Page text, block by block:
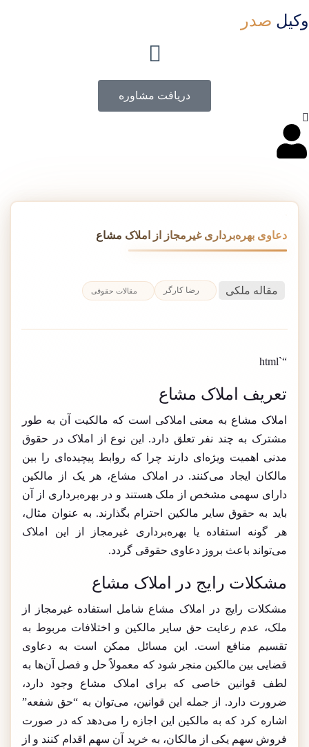
وکیل صدر
دریافت مشاوره
دعاوی بهره‌برداری غیرمجاز از املاک مشاع
مقاله ملکی رضا کارگر مقالات حقوقی
“`html
تعریف املاک مشاع
املاک مشاع به معنی املاکی است که مالکیت آن به طور
مشترک به چند نفر تعلق دارد. این نوع از املاک در حقوق
مدنی اهمیت ویژه‌ای دارند چرا که روابط پیچیده‌ای را بین
مالکان ایجاد می‌کنند. در املاک مشاع، هر یک از مالکین
دارای سهمی مشخص از ملک هستند و در بهره‌برداری از آن
باید به حقوق سایر مالکین احترام بگذارند. به عنوان مثال،
هر گونه استفاده یا بهره‌برداری غیرمجاز از این املاک
می‌تواند باعث بروز دعاوی حقوقی گردد.
مشکلات رایج در املاک مشاع
مشکلات رایج در املاک مشاع شامل استفاده غیرمجاز از
ملک، عدم رعایت حق سایر مالکین و اختلافات مربوط به
تقسیم منافع است. این مسائل ممکن است به دعاوی
قضایی بین مالکین منجر شود که معمولاً حل و فصل آن‌ها به
لطف قوانین خاصی که برای املاک مشاع وجود دارد،
ضرورت دارد. از جمله این قوانین، می‌توان به “حق شفعه”
اشاره کرد که به مالکین این اجازه را می‌دهد که در صورت
فروش سهم یکی از مالکان، به خرید آن سهم اقدام کنند و از